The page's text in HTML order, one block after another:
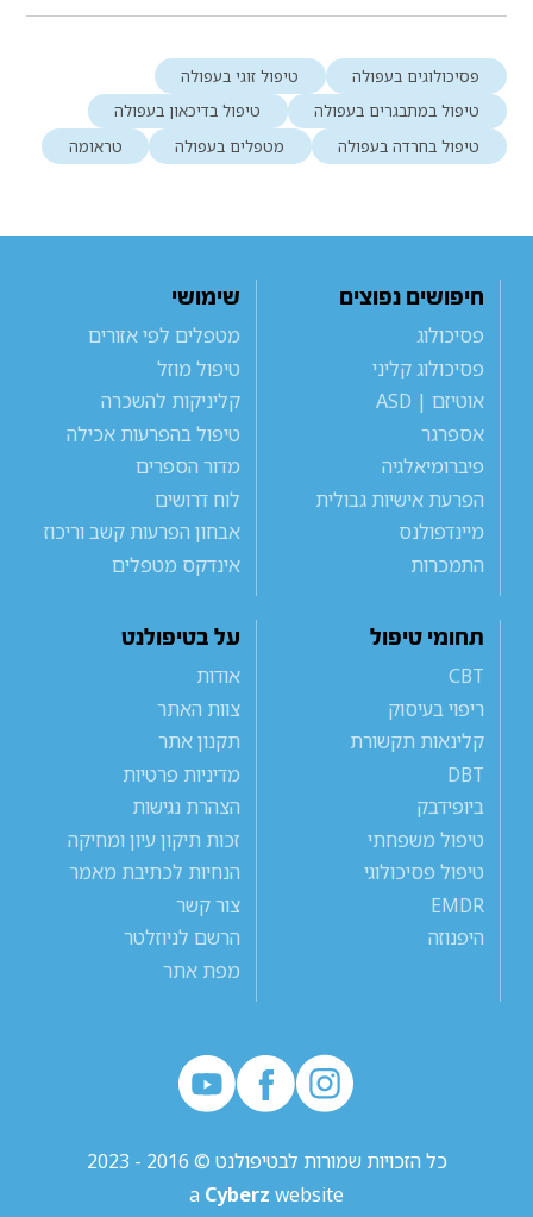
פסיכולוגים בעפולה
טיפול זוגי בעפולה
טיפול במתבגרים בעפולה
טיפול בדיכאון בעפולה
טיפול בחרדה בעפולה
מטפלים בעפולה טראומה
חיפושים נפוצים
פסיכולוג
פסיכולוג קליני
אוטיזם | ASD
אספרגר
פיברומיאלגיה
הפרעת אישיות גבולית
מיינדפולנס
התמכרות
שימושי
מטפלים לפי אזורים
טיפול מוזל
קליניקות להשכרה
טיפול בהפרעות אכילה
מדור הספרים
לוח דרושים
אבחון הפרעות קשב וריכוז
אינדקס מטפלים
תחומי טיפול
CBT
ריפוי בעיסוק
קלינאות תקשורת
DBT
ביופידבק
טיפול משפחתי
טיפול פסיכולוגי
EMDR
היפנוזה
על בטיפולנט
אודות
צוות האתר
תקנון אתר
מדיניות פרטיות
הצהרת נגישות
זכות תיקון עיון ומחיקה
הנחיות לכתיבת מאמר
צור קשר
הרשם לניוזלטר
מפת אתר
כל הזכויות שמורות לבטיפולנט © 2016 - 2023
a Cyberz website